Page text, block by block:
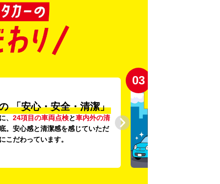
「安心・安全・清潔」
、 24項目の車両点検と車内外の清
。安心感と清潔感を感じていただ
こだわっています。
03